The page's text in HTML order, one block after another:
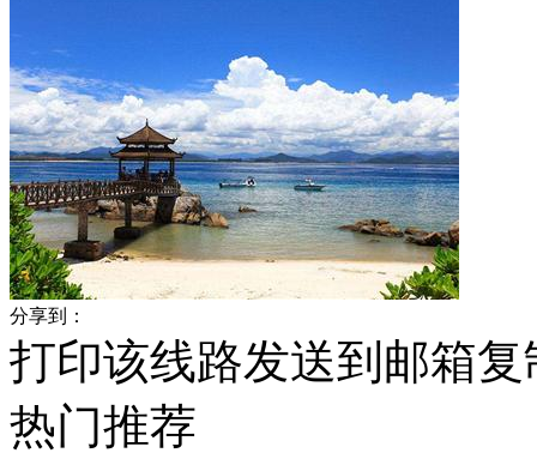
分享到：
打印该线路发送到邮箱复
热门推荐